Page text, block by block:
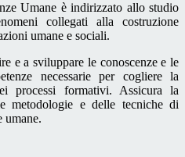
Umane è indirizzato allo studio
collegati alla costruzione
umane e sociali.
e a sviluppare le conoscenze e le
necessarie per cogliere la
processi formativi. Assicura la
metodologie e delle tecniche di
umane.